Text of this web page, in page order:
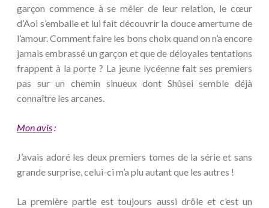
garçon commence à se mêler de leur relation, le cœur
d’Aoi s’emballe et lui fait découvrir la douce amertume de
l’amour. Comment faire les bons choix quand on n’a encore
jamais embrassé un garçon et que de déloyales tentations
frappent à la porte ? La jeune lycéenne fait ses premiers
pas sur un chemin sinueux dont Shûsei semble déjà
connaître les arcanes.
Mon avis:
J’avais adoré les deux premiers tomes de la série et sans
grande surprise, celui-ci m’a plu autant que les autres !
La première partie est toujours aussi drôle et c’est un